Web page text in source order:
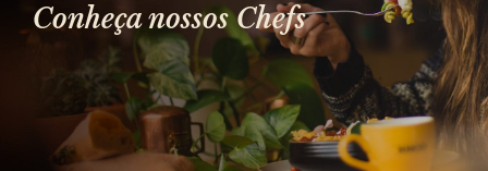
Conheça nossos Chefs